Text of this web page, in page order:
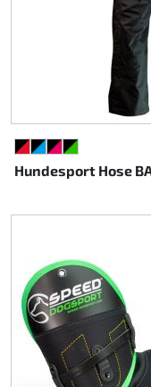
Hundesport Hose
SCHWARZ/ROT
SCHWARZ/CYAN
SCHWARZ/PINK
SCHWARZ/